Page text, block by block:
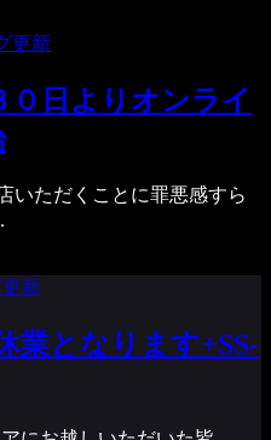
更新
０日よりオンライ
いただくことに罪悪感すら
新
業となります+SS-